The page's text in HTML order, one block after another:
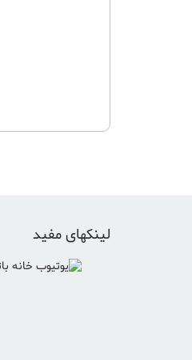
لینکهای مفید